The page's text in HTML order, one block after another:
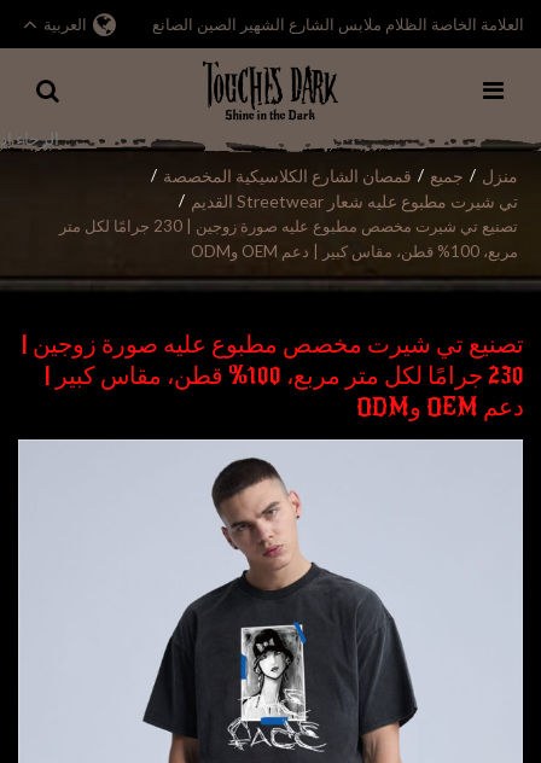
العلامة الخاصة الظلام ملابس الشارع الشهير الصين الصانع العربية
منزل / جميع / قمصان الشارع الكلاسيكية المخصصة /
تي شيرت مطبوع عليه شعار Streetwear القديم
/
تصنيع تي شيرت مخصص مطبوع عليه صورة زوجين | 230 جرامًا لكل متر
مربع، 100% قطن، مقاس كبير | دعم OEM وODM
تصنيع تي شيرت مخصص مطبوع عليه صورة زوجين |
230 جرامًا لكل متر مربع، 100% قطن، مقاس كبير |
دعم OEM وODM